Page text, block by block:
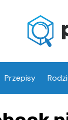
Przepisy